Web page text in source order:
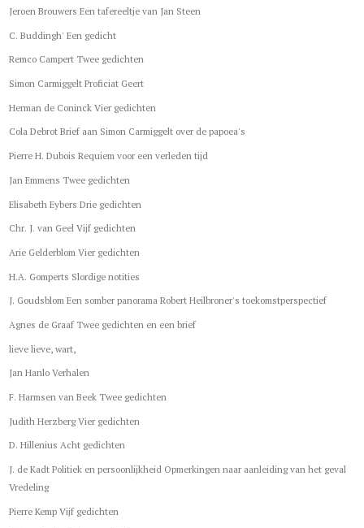
Jeroen Brouwers Een tafereeltje van Jan Steen
C. Buddingh' Een gedicht
Remco Campert Twee gedichten
Simon Carmiggelt Proficiat Geert
Herman de Coninck Vier gedichten
Cola Debrot Brief aan Simon Carmiggelt over de papoea's
Pierre H. Dubois Requiem voor een verleden tijd
Jan Emmens Twee gedichten
Elisabeth Eybers Drie gedichten
Chr. J. van Geel Vijf gedichten
Arie Gelderblom Vier gedichten
H.A. Gomperts Slordige notities
J. Goudsblom Een somber panorama Robert Heilbroner's toekomstperspectief
Agnes de Graaf Twee gedichten en een brief
lieve lieve, wart,
Jan Hanlo Verhalen
F. Harmsen van Beek Twee gedichten
Judith Herzberg Vier gedichten
D. Hillenius Acht gedichten
J. de Kadt Politiek en persoonlijkheid Opmerkingen naar aanleiding van het geval
Vredeling
Pierre Kemp Vijf gedichten